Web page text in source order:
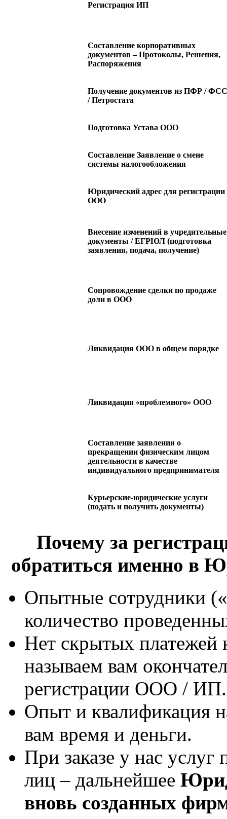
Регистрация ИП
Составление корпоративных
документов – Протоколы, Решения,
Распоряжения
Получение документов из ПФР / ФСС
/ Петростата
Подготовка Устава ООО
Составление Заявление о смене
системы налогообложения
Юридический адрес для регистрации
ООО
Внесение изменений в учредительные
документы / ЕГРЮЛ (подготовка
заявления, подача, получение)
Сопровождение сделки по продаже
доли в ООО
Ликвидация ООО в общем порядке
Ликвидация «проблемного» ООО
Составление заявления о
прекращении физическим лицом
деятельности в качестве
индивидуального предпринимателя
Курьерские-юридические услуги
(подать и получить документы)
Почему за
обратиться именно в
Опытные сотрудники
количество
Нет скрытых
называем вам
регистрации ООО / ИП.
Опыт и квалификация
вам время и деньги.
При заказе у нас
лиц – дальнейшее
вновь созданных